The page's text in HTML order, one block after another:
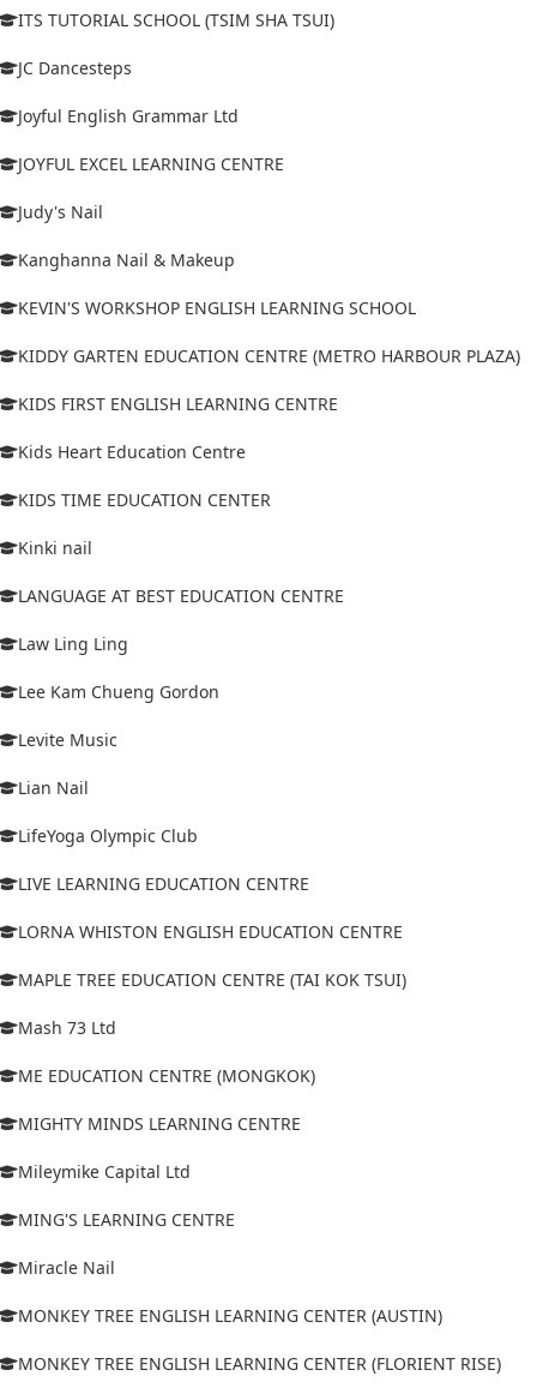
ITS TUTORIAL SCHOOL (TSIM SHA TSUI)
JC Dancesteps
Joyful English Grammar Ltd
JOYFUL EXCEL LEARNING CENTRE
Judy's Nail
Kanghanna Nail & Makeup
KEVIN'S WORKSHOP ENGLISH LEARNING SCHOOL
KIDDY GARTEN EDUCATION CENTRE (METRO HARBOUR PLAZA)
KIDS FIRST ENGLISH LEARNING CENTRE
Kids Heart Education Centre
KIDS TIME EDUCATION CENTER
Kinki nail
LANGUAGE AT BEST EDUCATION CENTRE
Law Ling Ling
Lee Kam Chueng Gordon
Levite Music
Lian Nail
LifeYoga Olympic Club
LIVE LEARNING EDUCATION CENTRE
LORNA WHISTON ENGLISH EDUCATION CENTRE
MAPLE TREE EDUCATION CENTRE (TAI KOK TSUI)
Mash 73 Ltd
ME EDUCATION CENTRE (MONGKOK)
MIGHTY MINDS LEARNING CENTRE
Mileymike Capital Ltd
MING'S LEARNING CENTRE
Miracle Nail
MONKEY TREE ENGLISH LEARNING CENTER (AUSTIN)
MONKEY TREE ENGLISH LEARNING CENTER (FLORIENT RISE)